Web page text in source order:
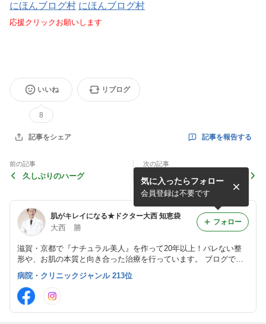
にほんブログ村 にほんブログ村
応援クリックお願いします
いいね
8
リブログ
記事をシェア 記事を報告する
前の記事
久しぶりのハーグ
次の記事
ミラドライ Ｗ・Ｙさん 治
療3か月後（日本女子オープ
ンゴルフ選手権観戦記）
肌がキレイになる★ドクター大西 知恵袋
大西 勝
滋賀・京都で『ナチュラル美人』を作って20年以上！バレない整
形や、お肌の本質と向き合った治療を行っています。 ブログで
は、最新の美容業界の情報をイチ早く配信しています。
気に入ったらフォロー
会員登録は不要です
フォロー
病院・クリニックジャンル 213位